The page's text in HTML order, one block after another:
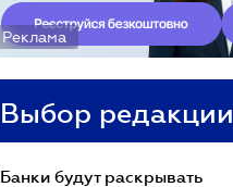
Реклама
Выбор редакции
Банки будут раскрывать